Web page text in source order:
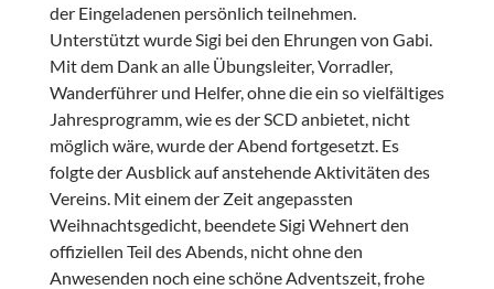
der Eingeladenen persönlich teilnehmen.
Unterstützt wurde Sigi bei den Ehrungen von Gabi.
Mit dem Dank an alle Übungsleiter, Vorradler,
Wanderführer und Helfer, ohne die ein so vielfältiges
Jahresprogramm, wie es der SCD anbietet, nicht
möglich wäre, wurde der Abend fortgesetzt. Es
folgte der Ausblick auf anstehende Aktivitäten des
Vereins. Mit einem der Zeit angepassten
Weihnachtsgedicht, beendete Sigi Wehnert den
offiziellen Teil des Abends, nicht ohne den
Anwesenden noch eine schöne Adventszeit, frohe